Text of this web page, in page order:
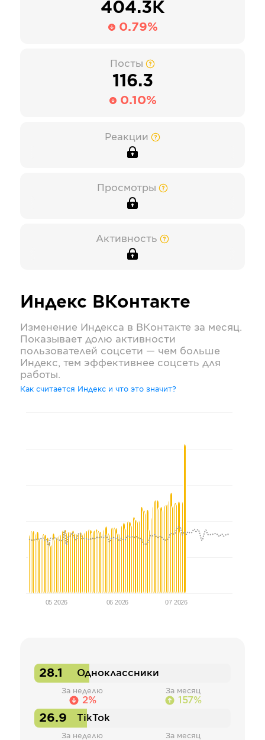
404.3К
0.79%
Посты
116.3
0.10%
Реакции
Просмотры
Активность
Индекс ВКонтакте
Изменение Индекса в ВКонтакте за месяц.
Показывает долю активности
пользователей соцсети — чем больше
Индекс, тем эффективнее соцсеть для
работы.
Как считается Индекс и что это значит?
05 2026 06 2026 07 2026
28.1 Одноклассники
За неделю
2%
За месяц
157%
26.9 TikTok
За неделю За месяц